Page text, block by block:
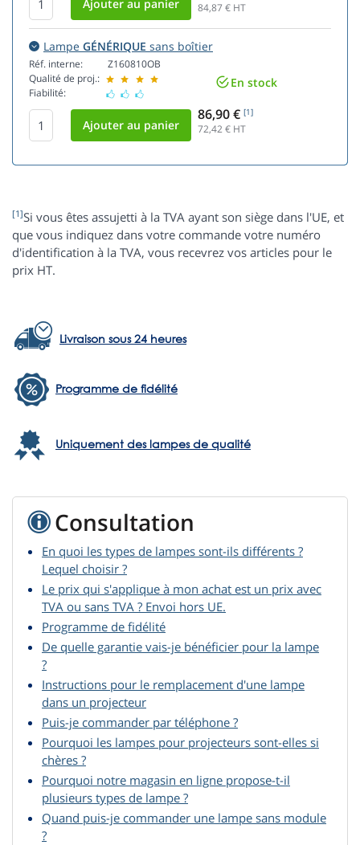
84,87 € HT
Lampe GÉNÉRIQUE sans boîtier
Réf. interne:
Qualité de proj.:
Fiabilité:
Z160810OB
En stock
86,90 € [1]
72,42€ HT
[1]Si vous êtes assujetti à la TVA ayant son siège dans l'UE, et
que vous indiquez dans votre commande votre numéro
d'identification à la TVA, vous recevrez vos articles pour le
prix HT.
Livraison sous 24 heures
Programme de fidélité
Uniquement des lampes de qualité
Consultation
En quoi les types de lampes sont-ils différents ?
Lequel choisir ?
Le prix qui s'applique à mon achat est un prix avec
TVA ou sans TVA ? Envoi hors UE.
Programme de fidélité
De quelle garantie vais-je bénéficier pour la lampe
?
Instructions pour le remplacement d'une lampe
dans un projecteur
Puis-je commander par téléphone ?
Pourquoi les lampes pour projecteurs sont-elles si
chères ?
Pourquoi notre magasin en ligne propose-t-il
plusieurs types de lampe ?
Quand puis-je commander une lampe sans module
?